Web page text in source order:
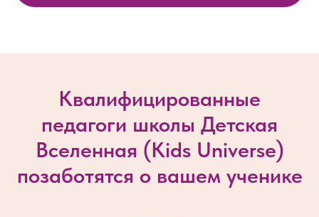
Квалифицированные
педагоги школы Детская
Вселенная (Kids Universe)
позаботятся о вашем ученике